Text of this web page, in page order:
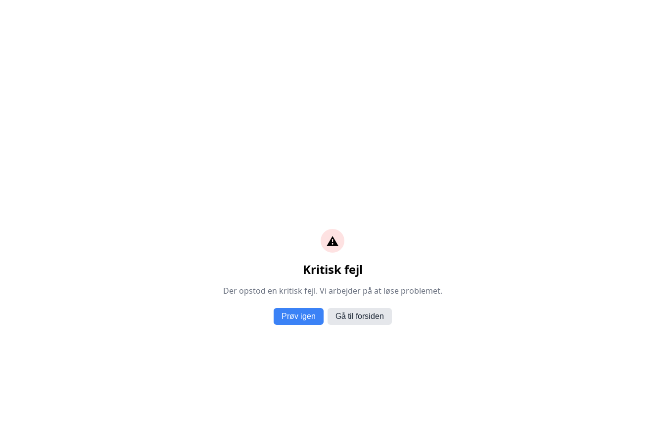
⚠️
Kritisk fejl
Der opstod en kritisk fejl. Vi arbejder på at løse problemet.
Prøv igen Gå til forsiden